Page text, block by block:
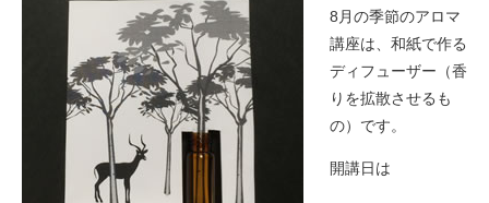
8月の季節のアロマ
講座は、和紙で作る
ディフューザー（香
りを拡散させるも
の）です。
開講日は